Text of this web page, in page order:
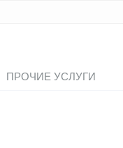
ПРОЧИЕ УСЛУГИ